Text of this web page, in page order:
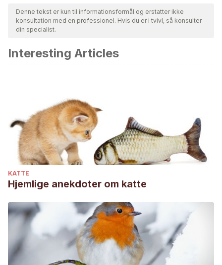
for at sikre deres kvalitet, pålidelighed, aktualitet og validitet.
Bibliografien i denne artikel blev betragtet som pålidelig og af
Dirección de Producción y Sanidad Animal de la FAO.
(2003). Resistencia a los antiparasitarios, Estado actual con
Denne tekst er kun til informationsformål og erstatter ikke
konsultation med en professionel. Hvis du er i tvivl, så konsulter
din specialist.
Interesting Articles
KATTE
Hjemlige anekdoter om katte